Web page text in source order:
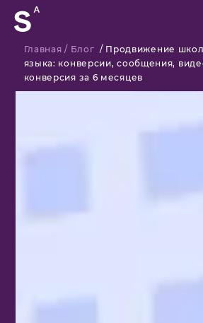
Главная / Блог / Продвижение
языка: конверсии, сообщения,
конверсия за 6 месяцев